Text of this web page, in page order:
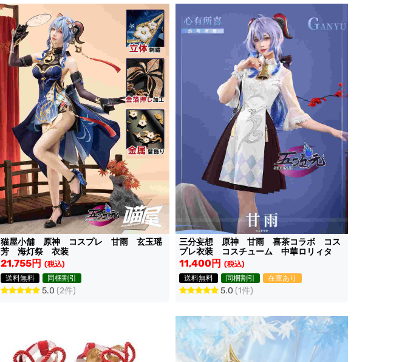
猫屋小舗 原神 コスプレ 甘雨 玄玉瑶
芳 海灯祭 衣装
21,755円 (税込)
送料無料
同梱割引
5.0 (2件)
三分妄想 原神 甘雨 喜茶コラボ コス
プレ衣装 コスチューム 中華ロリィタ
11,400円 (税込)
送料無料
同梱割引 在庫あり
5.0 (1件)